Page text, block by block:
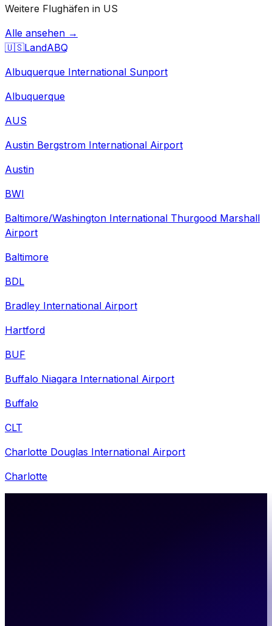
Weitere Flughäfen in US
Alle ansehen →
🇺🇸LandABQ
Albuquerque International Sunport
Albuquerque
AUS
Austin Bergstrom International Airport
Austin
BWI
Baltimore/Washington International Thurgood Marshall
Airport
Baltimore
BDL
Bradley International Airport
Hartford
BUF
Buffalo Niagara International Airport
Buffalo
CLT
Charlotte Douglas International Airport
Charlotte